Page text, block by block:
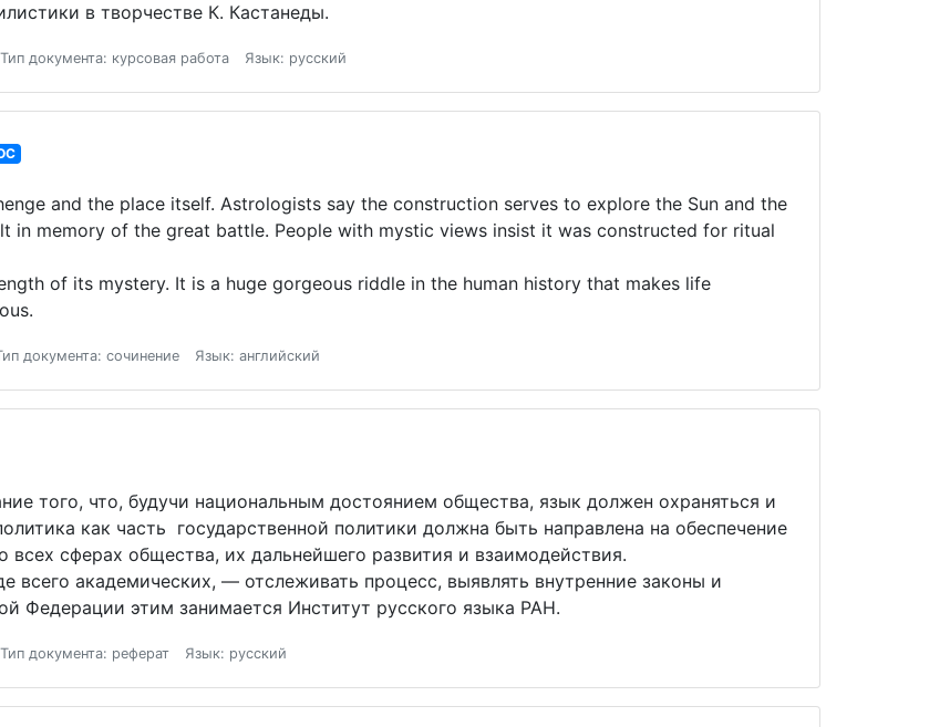
в творчестве К. Кастанеды.
Тип документа: курсовая работа Язык: русский
and the place itself. Astrologists say the construction serves to explore the Sun and the
in memory of the great battle. People with mystic views insist it was constructed for ritual
of its mystery. It is a huge gorgeous riddle in the human history that makes life
документа: сочинение Язык: английский
того, что, будучи национальным достоянием общества, язык должен охраняться и
как часть государственной политики должна быть направлена на обеспечение
сферах общества, их дальнейшего развития и взаимодействия.
всего академических, — отслеживать процесс, выявлять внутренние законы и
Федерации этим занимается Институт русского языка РАН.
Тип документа: реферат Язык: русский